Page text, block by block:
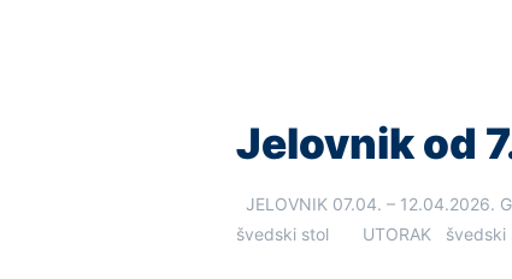
Jelovnik od
JELOVNIK 07.04. – 12.04.2026.
švedski stol UTORAK švedski